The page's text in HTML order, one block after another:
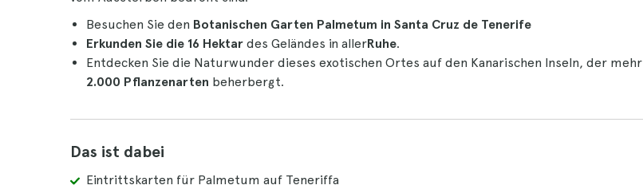
Besuchen Sie den Botanischen Garten Palmetum in Santa Cruz de Tenerife
Erkunden Sie die 16 Hektar des Geländes in allerRuhe.
Entdecken Sie die Naturwunder dieses exotischen Ortes auf den Kanarischen Inseln, der mehr
2.000 Pflanzenarten beherbergt.
Das ist dabei
Eintrittskarten für Palmetum auf Teneriffa